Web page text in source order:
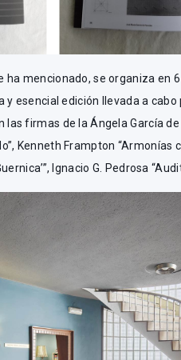
ha mencionado, se organiza en
y esencial edición llevada a
firmas de la Ángela García de
Kenneth Frampton “Armonías
Ignacio G. Pedrosa